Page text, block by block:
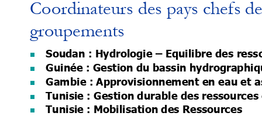
Coordinateurs des pays chefs
groupements
Soudan : Hydrologie – Equilibre des
Guinée : Gestion du bassin
Gambie : Approvisionnement en eau et
Tunisie : Gestion durable des ressources
Tunisie : Mobilisation des Ressources